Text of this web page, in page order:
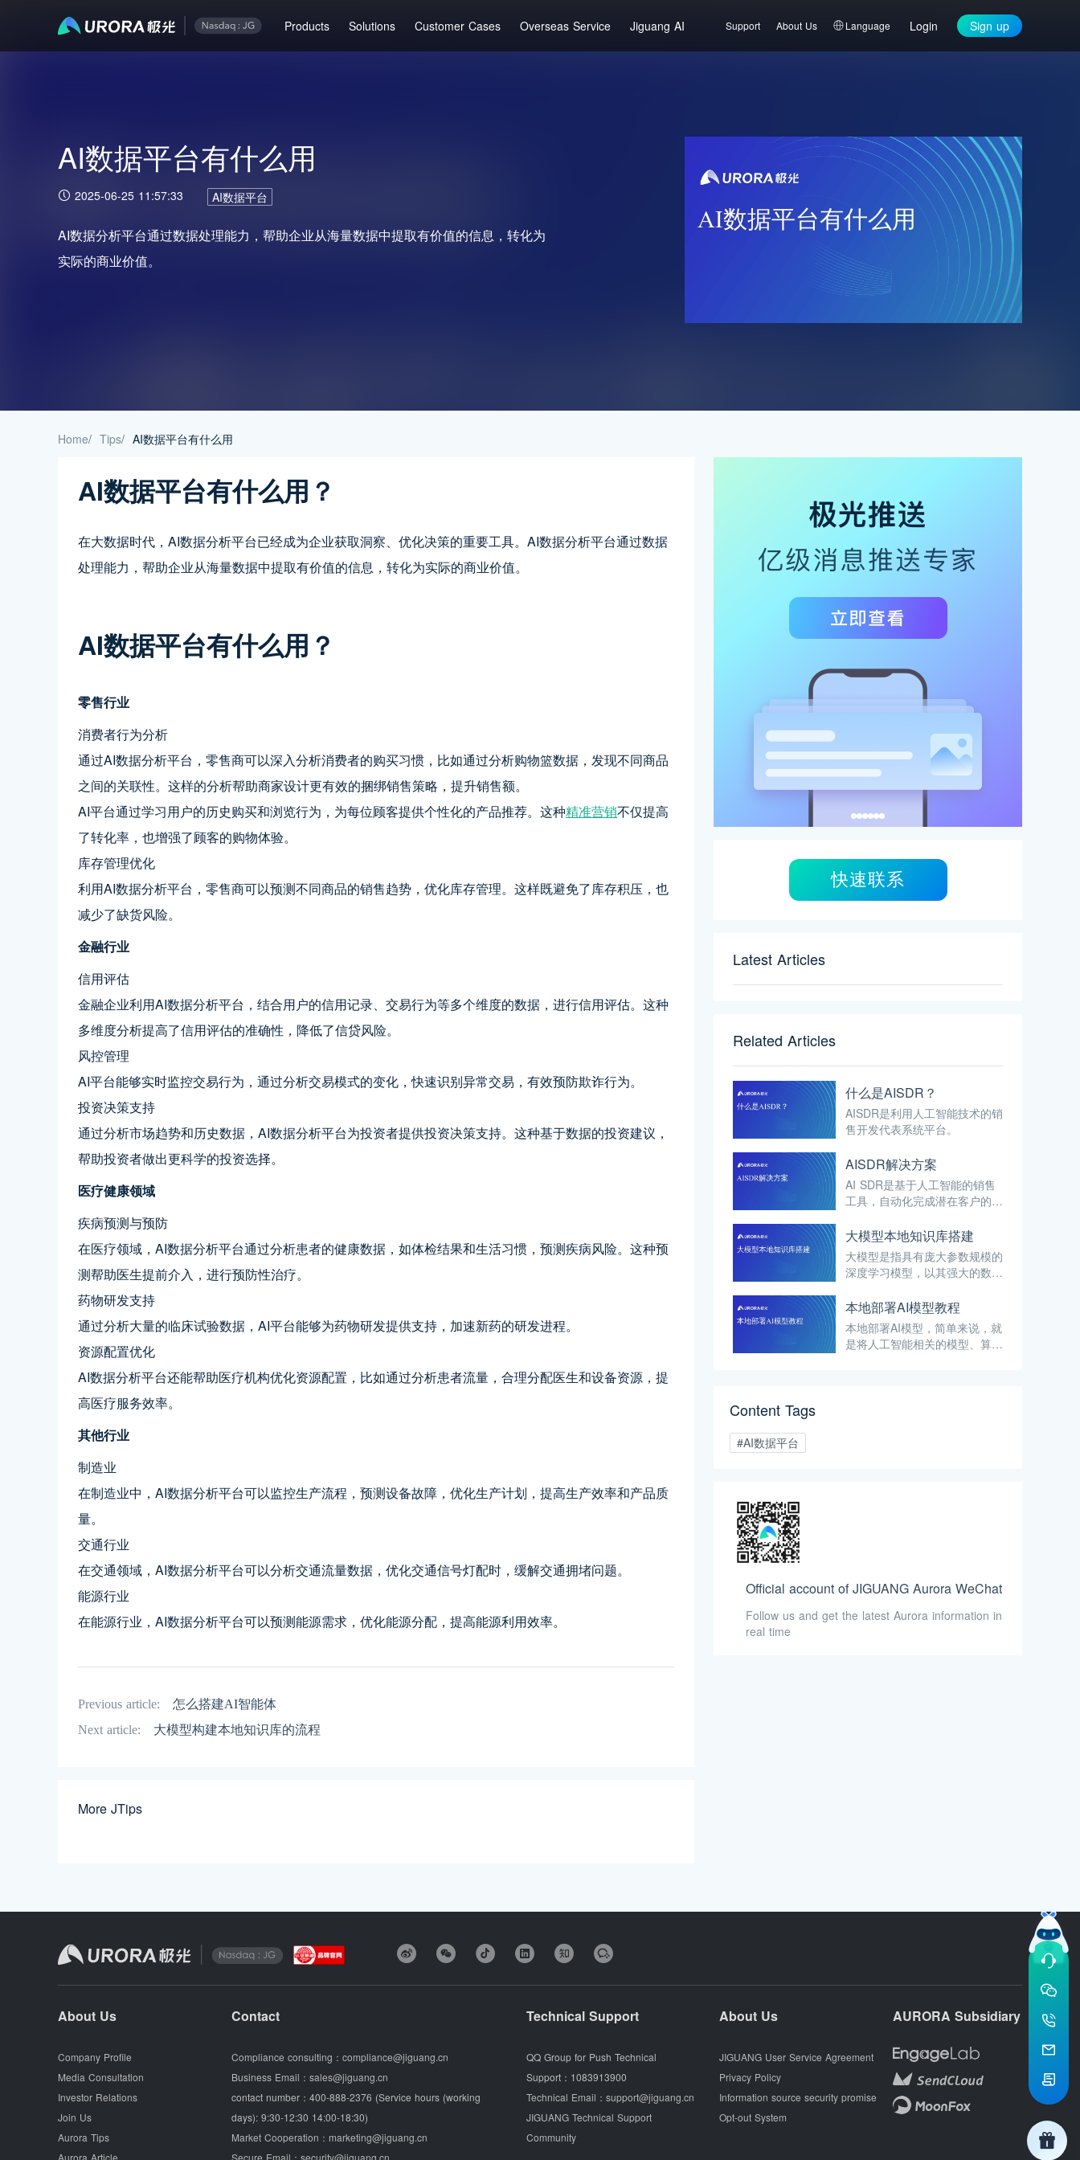
Products Solutions Customer Cases Overseas Service Jiguang AI Support About Us Language Login Sign up
AI数据平台有什么用
2025-06-25 11:57:33 AI数据平台
AI数据分析平台通过数据处理能力，帮助企业从海量数据中提取有价值的信息，转化为
实际的商业价值。
Home/ Tips/ AI数据平台有什么用
AI数据平台有什么用？
在大数据时代，AI数据分析平台已经成为企业获取洞察、优化决策的重要工具。AI数据分析平台通过数据
处理能力，帮助企业从海量数据中提取有价值的信息，转化为实际的商业价值。
AI数据平台有什么用？
零售行业
消费者行为分析
通过AI数据分析平台，零售商可以深入分析消费者的购买习惯，比如通过分析购物篮数据，发现不同商品
之间的关联性。这样的分析帮助商家设计更有效的捆绑销售策略，提升销售额。
AI平台通过学习用户的历史购买和浏览行为，为每位顾客提供个性化的产品推荐。这种精准营销不仅提高
了转化率，也增强了顾客的购物体验。
库存管理优化
利用AI数据分析平台，零售商可以预测不同商品的销售趋势，优化库存管理。这样既避免了库存积压，也
减少了缺货风险。
金融行业
信用评估
金融企业利用AI数据分析平台，结合用户的信用记录、交易行为等多个维度的数据，进行信用评估。这种
多维度分析提高了信用评估的准确性，降低了信贷风险。
风控管理
AI平台能够实时监控交易行为，通过分析交易模式的变化，快速识别异常交易，有效预防欺诈行为。
投资决策支持
通过分析市场趋势和历史数据，AI数据分析平台为投资者提供投资决策支持。这种基于数据的投资建议，
帮助投资者做出更科学的投资选择。
医疗健康领域
疾病预测与预防
在医疗领域，AI数据分析平台通过分析患者的健康数据，如体检结果和生活习惯，预测疾病风险。这种预
测帮助医生提前介入，进行预防性治疗。
药物研发支持
通过分析大量的临床试验数据，AI平台能够为药物研发提供支持，加速新药的研发进程。
资源配置优化
AI数据分析平台还能帮助医疗机构优化资源配置，比如通过分析患者流量，合理分配医生和设备资源，提
高医疗服务效率。
其他行业
制造业
在制造业中，AI数据分析平台可以监控生产流程，预测设备故障，优化生产计划，提高生产效率和产品质
量。
交通行业
在交通领域，AI数据分析平台可以分析交通流量数据，优化交通信号灯配时，缓解交通拥堵问题。
能源行业
在能源行业，AI数据分析平台可以预测能源需求，优化能源分配，提高能源利用效率。
Previous article:
怎么搭建AI智能体
Next article:
大模型构建本地知识库的流程
More JTips
快速联系
Latest Articles
Related Articles
什么是AISDR？
AISDR是利用人工智能技术的销
售开发代表系统平台。
AISDR解决方案
AI SDR是基于人工智能的销售
工具，自动化完成潜在客户的开
务。
大模型本地知识库搭建
大模型是指具有庞大参数规模的
深度学习模型，以其强大的数据
杂任务方面表现出色。
本地部署AI模型教程
本地部署AI模型，简单来说，就
是将人工智能相关的模型、算法
Content Tags
#AI数据平台
Official account of JIGUANG Aurora WeChat
Follow us and get the latest Aurora information in
real time
About Us
Company Profile
Media Consultation
Investor Relations
Join Us
Aurora Tips
Aurora Article
Contact
Compliance consulting： compliance@jiguang.cn
Business Email： sales@jiguang.cn
contact number： 400-888-2376 (Service hours (working
days): 9:30-12:30 14:00-18:30)
Market Cooperation： marketing@jiguang.cn
Secure Email： security@jiguang.cn
Technical Support
QQ Group for Push Technical
Support： 1083913900
Technical Email： support@jiguang.cn
JIGUANG Technical Support
Community
About Us
JIGUANG User Service Agreement
Privacy Policy
Information source security promise
Opt-out System
AURORA Subsidiary